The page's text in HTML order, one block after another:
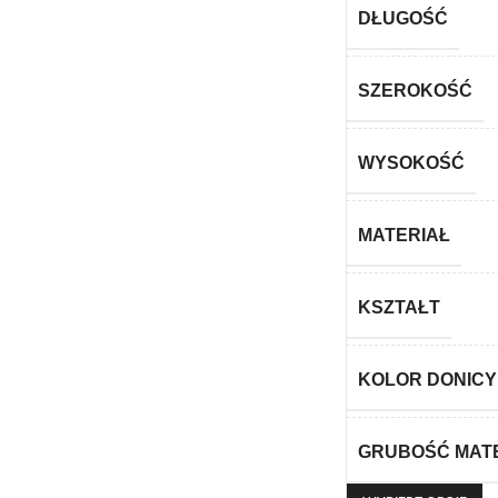
DŁUGOŚĆ
SZEROKOŚĆ
WYSOKOŚĆ
MATERIAŁ
KSZTAŁT
KOLOR DONICY
GRUBOŚĆ